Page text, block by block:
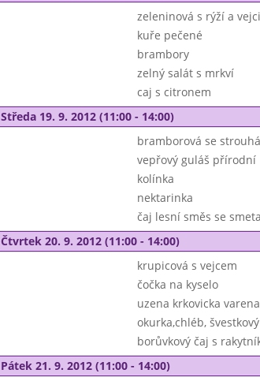
zeleninová s rýží a vejci
kuře pečené
brambory
zelný salát s mrkví
caj s citronem
Středa 19. 9. 2012 (11:00 - 14:00)
bramborová se
vepřový guláš přírodní
kolínka
nektarinka
čaj lesní směs se
Čtvrtek 20. 9. 2012 (11:00 - 14:00)
krupicová s vejcem
čočka na kyselo
uzena krkovicka varena
okurka,chléb,
borůvkový čaj s
Pátek 21. 9. 2012 (11:00 - 14:00)